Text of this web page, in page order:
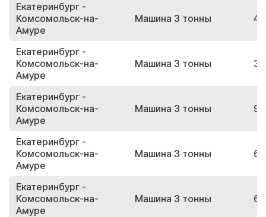
Екатеринбург -
Комсомольск-на-
Амуре
Машина 3 тонны
Екатеринбург -
Комсомольск-на-
Амуре
Машина 3 тонны
Екатеринбург -
Комсомольск-на-
Амуре
Машина 3 тонны
Екатеринбург -
Комсомольск-на-
Амуре
Машина 3 тонны
Екатеринбург -
Комсомольск-на-
Амуре
Машина 3 тонны